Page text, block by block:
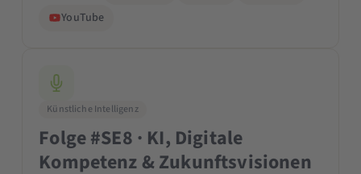
YouTube
Künstliche Intelligenz
Folge #SE8 · KI, Digitale
Kompetenz & Zukunftsvisionen